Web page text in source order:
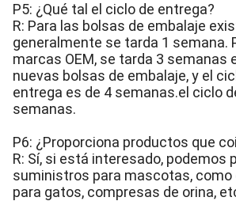
P5: ¿Qué tal el ciclo de entrega?
R: Para las bolsas de embalaje
generalmente se tarda 1 semana.
marcas OEM, se tarda 3 semanas
nuevas bolsas de embalaje, y el
entrega es de 4 semanas.el ciclo
semanas.
P6: ¿Proporciona productos que
R: Sí, si está interesado, podemos
suministros para mascotas, como
para gatos, compresas de orina,